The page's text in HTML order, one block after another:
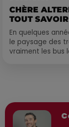
CHÈRE
TOUT
En quelques
le paysage des
vraiment les bus